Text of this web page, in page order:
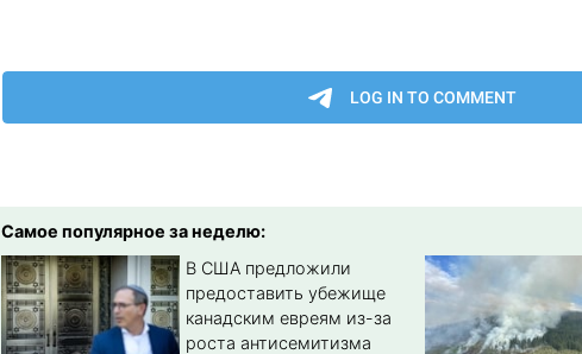
Самое популярное за неделю:
В США предложили
предоставить убежище
канадским евреям из-за
роста антисемитизма